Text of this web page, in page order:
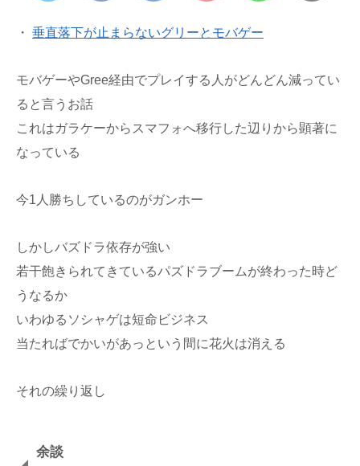
・ 垂直落下が止まらないグリーとモバゲー
モバゲーやGree経由でプレイする人がどんどん減ってい
ると言うお話
これはガラケーからスマフォへ移行した辺りから顕著に
なっている
今1人勝ちしているのがガンホー
しかしバズドラ依存が強い
若干飽きられてきているパズドラブームが終わった時ど
うなるか
いわゆるソシャゲは短命ビジネス
当たればでかいがあっという間に花火は消える
それの繰り返し
余談